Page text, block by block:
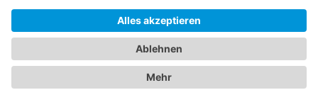
Copyright · Sportverein Ennetach e.V.